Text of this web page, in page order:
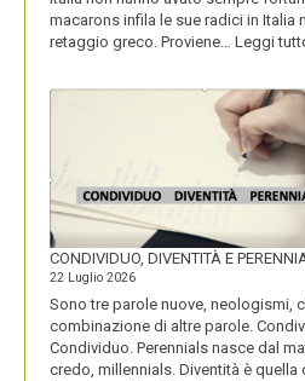
macarons infila le sue radici in Italia
retaggio greco. Proviene… Leggi
CONDIVIDUO, DIVENTITÀ E
22 Luglio 2026
Sono tre parole nuove, neologismi,
combinazione di altre parole.
Condividuo. Perennials nasce dal
credo, millennials. Diventità è quella